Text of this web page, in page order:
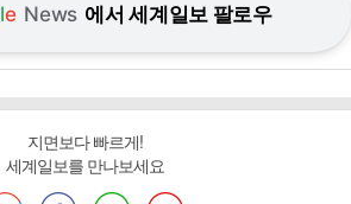
le News 에서 세계일보 팔로우
지면보다 빠르게!
세계일보를 만나보세요